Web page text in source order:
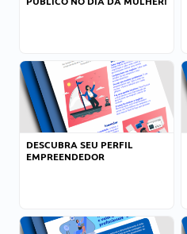
DESCUBRA SEU PERFIL
EMPREENDEDOR